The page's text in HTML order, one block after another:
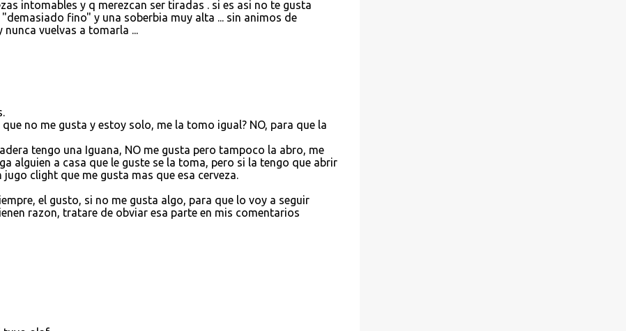
intomables y q merezcan ser tiradas . si es asi no te gusta
fino" y una soberbia muy alta ... sin animos de
vuelvas a tomarla ...
no me gusta y estoy solo, me la tomo igual? NO, para que la
tengo una Iguana, NO me gusta pero tampoco la abro, me
alguien a casa que le guste se la toma, pero si la tengo que abrir
clight que me gusta mas que esa cerveza.
el gusto, si no me gusta algo, para que lo voy a seguir
razon, tratare de obviar esa parte en mis comentarios